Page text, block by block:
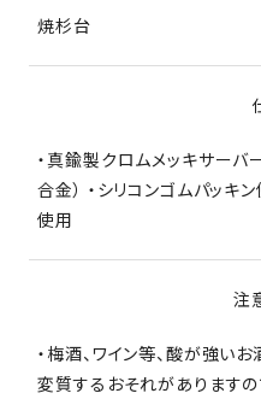
焼杉台
・真鍮製クロムメッキサーバ
合金） ・シリコンゴムパッキ
使用
注
・梅酒、ワイン等、酸が強い
変質するおそれがありますの